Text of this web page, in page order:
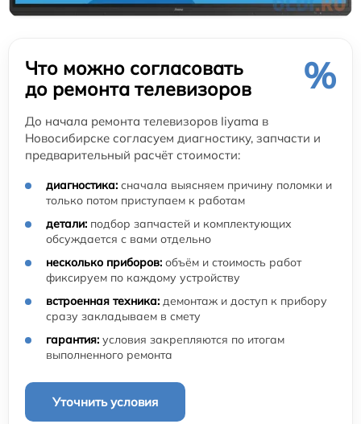
Что можно согласовать
до ремонта телевизоров
%
До начала ремонта телевизоров Iiyama в
Новосибирске согласуем диагностику, запчасти и
предварительный расчёт стоимости:
диагностика: сначала выясняем причину поломки и
только потом приступаем к работам
детали: подбор запчастей и комплектующих
обсуждается с вами отдельно
несколько приборов: объём и стоимость работ
фиксируем по каждому устройству
встроенная техника: демонтаж и доступ к прибору
сразу закладываем в смету
гарантия: условия закрепляются по итогам
выполненного ремонта
Уточнить условия